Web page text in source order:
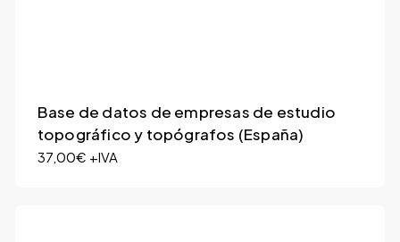
Base de datos de empresas de estudio
topográfico y topógrafos (España)
37,00€ +IVA